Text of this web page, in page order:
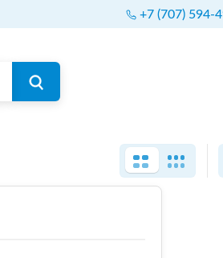
+7 (707) 594-